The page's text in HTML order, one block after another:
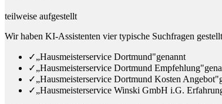
teilweise aufgestellt
Wir haben KI-Assistenten vier typische Suchfragen
✓„Hausmeisterservice Dortmund"genannt
✓„Hausmeisterservice Dortmund Empfehlung"
✓„Hausmeisterservice Dortmund Kosten Angebot"
✓„Hausmeisterservice Winski GmbH i.G.